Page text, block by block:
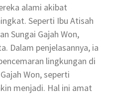
alami akibat
Seperti Ibu Atisah
Sungai Gajah Won,
Dalam penjelasannya, ia
lingkungan di
Won, seperti
menjadi. Hal ini amat